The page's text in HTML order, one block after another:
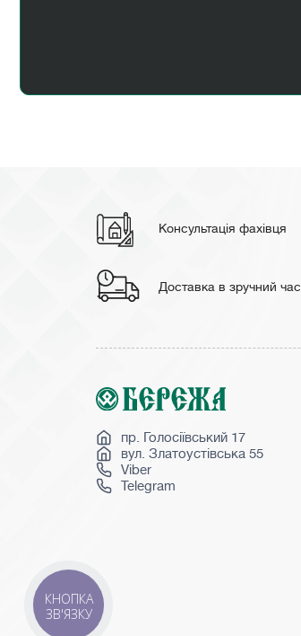
Консультація фахівця
Доставка в зручний час
пр. Голосіївський 17
вул. Златоустівська 55
Viber
Telegram
КНОПКА
ЗВ'ЯЗКУ